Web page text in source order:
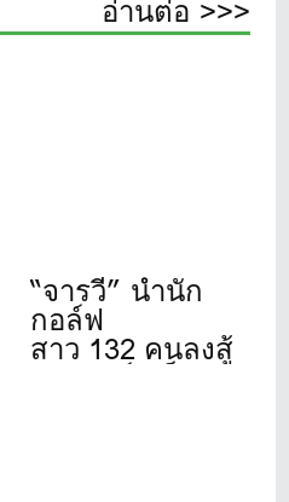
อ่านต่อ >>>
“จารวี” นำนัก
กอล์ฟ
สาว 132 คนลงสู้
ศึก”สิงห์- เอ็นเอ